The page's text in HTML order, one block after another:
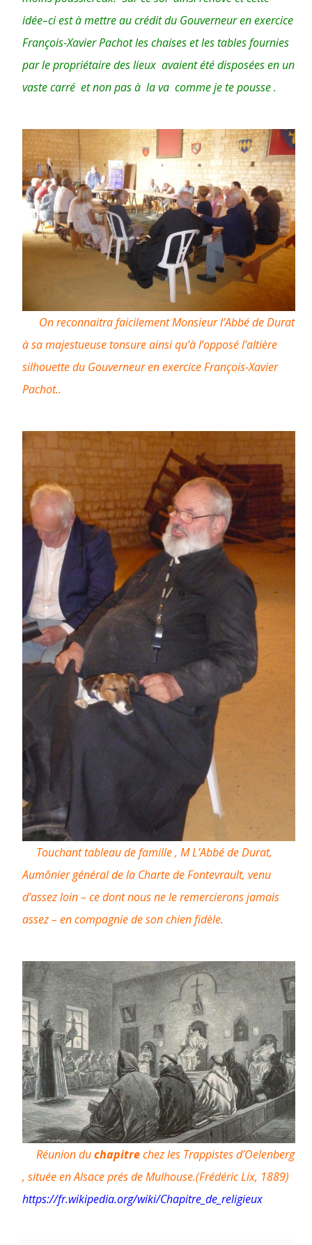
idée–ci est à mettre au crédit du Gouverneur en exercice
François-Xavier Pachot les chaises et les tables fournies
par le propriétaire des lieux avaient été disposées en un
vaste carré et non pas à la va comme je te pousse .
On reconnaitra faicilement Monsieur l’Abbé de Durat
à sa majestueuse tonsure ainsi qu’à l’opposé l’altière
silhouette du Gouverneur en exercice François-Xavier
Pachot..
Touchant tableau de famille , M L’Abbé de Durat,
Aumônier général de la Charte de Fontevrault, venu
d’assez loin – ce dont nous ne le remercierons jamais
assez – en compagnie de son chien fidèle.
Réunion duchapitrechez les Trappistesd’Oelenberg
, située en Alsace prés de Mulhouse.(Frédéric Lix, 1889)
https://fr.wikipedia.org/wiki/Chapitre_de_religieux